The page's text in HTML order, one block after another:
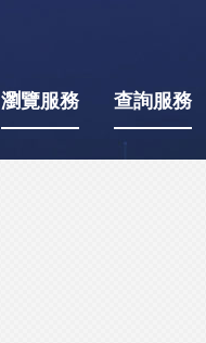
瀏覽服務 查詢服務